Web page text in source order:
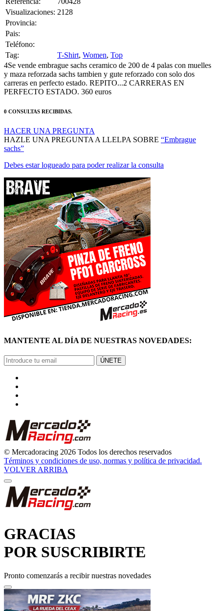
Visualizaciones: 2128
Provincia:
Pais:
Teléfono:
Tag:
T-Shirt, Women, Top
4Se vende embrague sachs ceramico de 200 de 4 palas con muelles
y maza reforzada sachs tambien y gute reforzado con solo dos
carreras en perfecto estado. REPITO...2 CARRERAS EN
PERFECTO ESTADO. 360 euros
0 CONSULTAS RECIBIDAS.
HACER UNA PREGUNTA
HAZLE UNA PREGUNTA A LLELPA SOBRE “Embrague
sachs”
Debes estar logueado para poder realizar la consulta
MANTENTE AL DÍA DE NUESTRAS NOVEDADES:
ÚNETE
© Mercadoracing 2026 Todos los derechos reservados
Términos y condiciones de uso, normas y política de privacidad.
VOLVER ARRIBA
GRACIAS
POR SUSCRIBIRTE
Pronto comenzarás a recibir nuestras novedades